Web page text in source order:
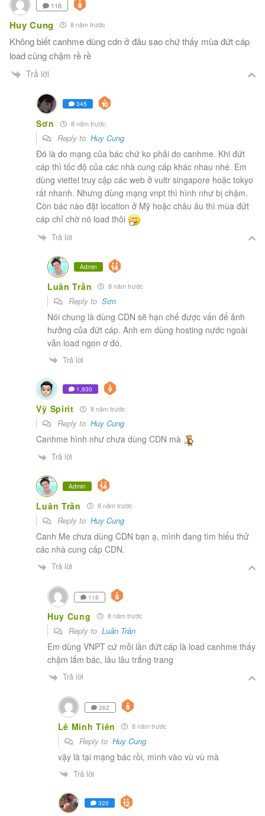
118
Huy Cung 8 năm trước
Không biết canhme dùng cdn ở đâu sao chứ thấy mùa đứt cáp
load cũng chậm rề rề
Trả lời
345
Sơn 8 năm trước
Reply toHuy Cung
Đó là do mạng của bác chứ ko phải do canhme. Khi đứt
cáp thì tốc độ của các nhà cung cấp khác nhau nhé. Em
dùng viettel truy cập các web ở vultr singapore hoặc tokyo
rất nhanh. Nhưng dùng mạng vnpt thì hình như bị chậm.
Còn bác nào đặt location ở Mỹ hoặc châu âu thì mùa đứt
cáp chỉ chờ nó load thôi
Trả lời
Admin
Luân Trần 8 năm trước
Reply to Sơn
Nói chung là dùng CDN sẽ hạn chế được vấn để ảnh
hưởng của đứt cáp. Anh em dùng hosting nước ngoài
vẫn load ngon ơ đó.
Trả lời
1,930
Vỹ Spirit 8 năm trước
Reply toHuy Cung
Canhme hình như chưa dùng CDN mà
Trả lời
Admin
Luân Trần 8 năm trước
Reply toHuy Cung
Canh Me chưa dùng CDN bạn ạ, mình đang tìm hiểu thử
các nhà cung cấp CDN.
Trả lời
118
Huy Cung 8 năm trước
Reply to Luân Trần
Em dùng VNPT cứ mỗi lần đứt cáp là load canhme thấy
chậm lắm bác, lâu lâu trắng trang
Trả lời
262
Lê Minh Tiên 8 năm trước
Reply to Huy Cung
vậy là tại mạng bác rồi, mình vào vù vù mà
Trả lời
320